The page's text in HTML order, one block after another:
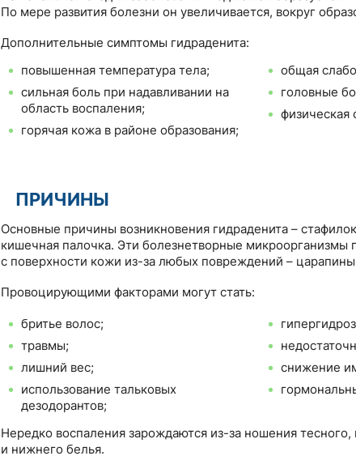
По мере развития болезни он увеличивается, вокруг
Дополнительные симптомы гидраденита:
повышенная температура тела;
сильная боль при надавливании на
область воспаления;
горячая кожа в районе образования;
общая
головные
физическая
ПРИЧИНЫ
Основные причины возникновения гидраденита –
кишечная палочка. Эти болезнетворные микроорганизмы
с поверхности кожи из-за любых повреждений –
Провоцирующими факторами могут стать:
бритье волос;
травмы;
лишний вес;
использование тальковых
дезодорантов;
снижение
Нередко воспаления зарождаются из-за ношения
и нижнего белья.